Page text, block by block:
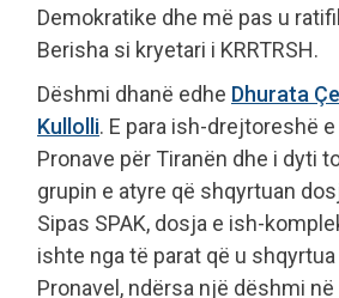
Demokratike dhe më pas u
Berisha si kryetari i KRRTRSH.
Dëshmi dhanë edhe Dhurata
Kullolli. E para ish-drejtoreshë
Pronave për Tiranën dhe i dyti
grupin e atyre që shqyrtuan
Sipas SPAK, dosja e ish-
ishte nga të parat që u
Pronavel, ndërsa një dëshmi